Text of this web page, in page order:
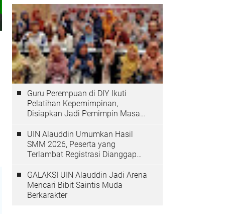
Guru Perempuan di DIY Ikuti
Pelatihan Kepemimpinan,
Disiapkan Jadi Pemimpin Masa
UIN Alauddin Umumkan Hasil
SMM 2026, Peserta yang
Terlambat Registrasi Dianggap
GALAKSI UIN Alauddin Jadi Arena
Mencari Bibit Saintis Muda
Berkarakter